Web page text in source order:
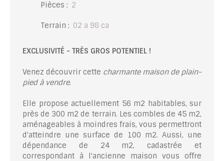
Pièces : 2
Terrain : 02 a 98 ca
EXCLUSIVITÉ - TRÈS GROS POTENTIEL !
Venez découvrir cette charmante maison de plain-
pied à vendre.
Elle propose actuellement 56 m2 habitables, sur
près de 300 m2 de terrain. Les combles de 45 m2,
aménageables à moindres frais, vous permettront
d'atteindre une surface de 100 m2. Aussi, une
dépendance de 24 m2, cadastrée et
correspondant à l'ancienne maison vous offre